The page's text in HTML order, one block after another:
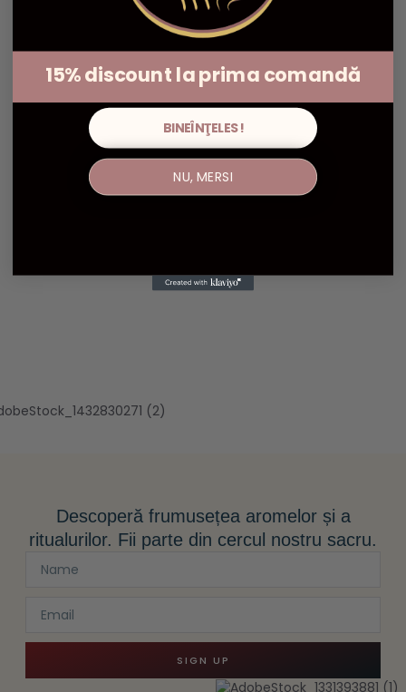
Descoperă frumusețea aromelor și a
ritualurilor. Fii parte din cercul nostru sacru.
SIGN UP
15% discount la prima comandă
BINEÎNŢELES!
NU, MERSI